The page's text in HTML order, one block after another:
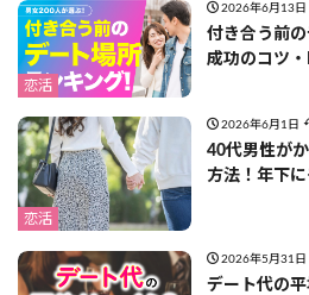
恋活
2026年6月13日
付き合う前
成功のコツ
恋活
2026年6月1日
40代男性が
方法！年下
2026年5月31日
デート代の